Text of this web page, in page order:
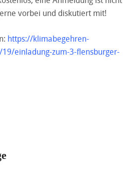
vorbei und diskutiert mit!
https://klimabegehren-
einladung-zum-3-flensburger-